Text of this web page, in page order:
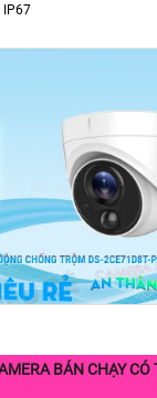
IP67
BÁN CHẠY CÓ